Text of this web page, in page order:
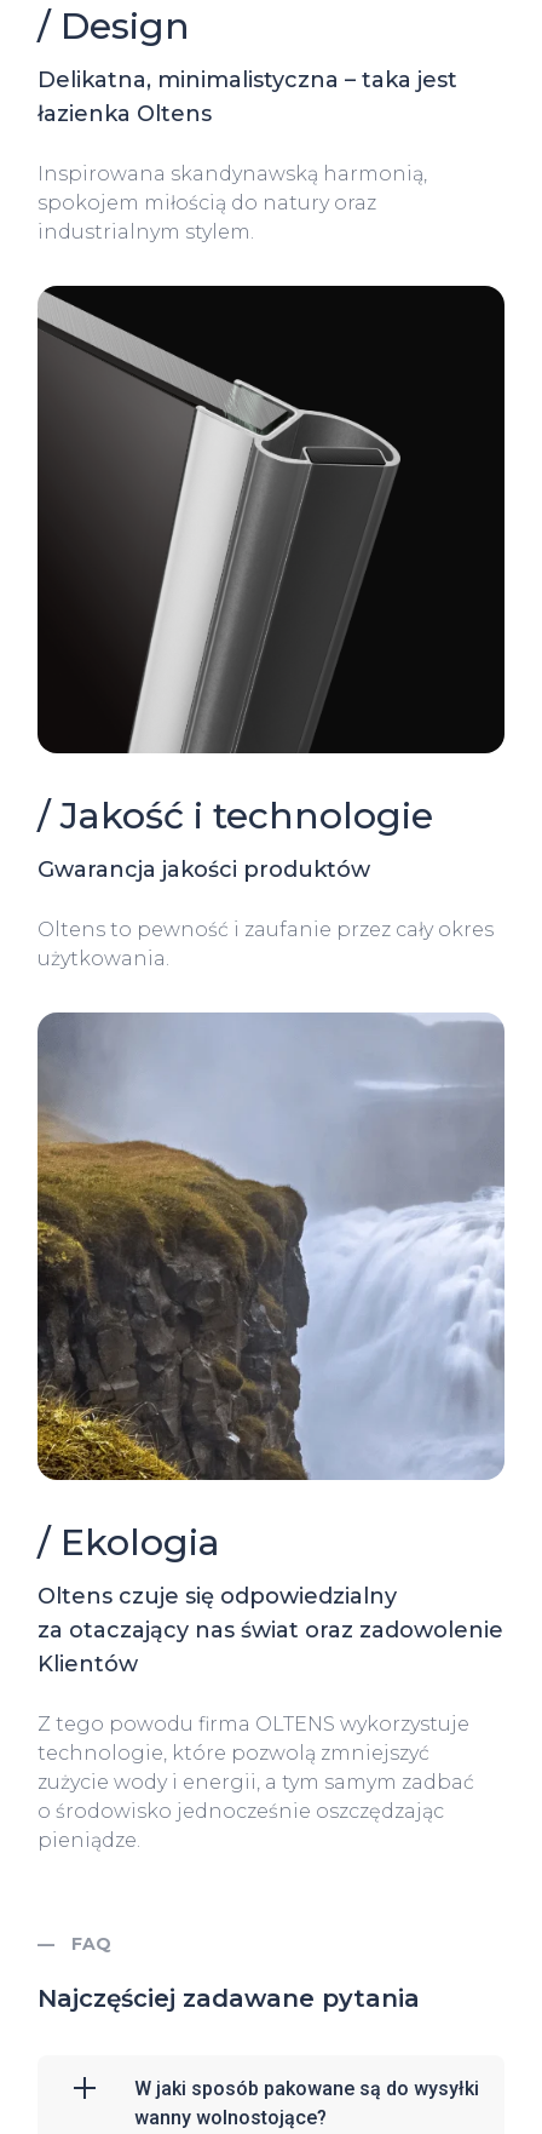
/ Design
Delikatna, minimalistyczna – taka jest
łazienka Oltens
Inspirowana skandynawską harmonią,
spokojem miłością do natury oraz
industrialnym stylem.
/ Jakość i technologie
Gwarancja jakości produktów
Oltens to pewność i zaufanie przez cały okres
użytkowania.
/ Ekologia
Oltens czuje się odpowiedzialny
za otaczający nas świat oraz zadowolenie
Klientów
Z tego powodu firma OLTENS wykorzystuje
technologie, które pozwolą zmniejszyć
zużycie wody i energii, a tym samym zadbać
o środowisko jednocześnie oszczędzając
pieniądze.
FAQ
Najczęściej zadawane pytania
W jaki sposób pakowane są do wysyłki
wanny wolnostojące?